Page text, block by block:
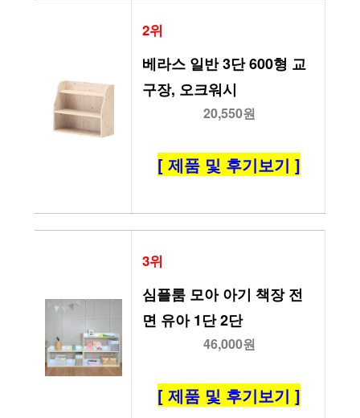
2위
베라스 일반 3단 600형 교
구장, 오크워시
20,550원
[ 제품 및 후기보기 ]
3위
심플룸 모아 아기 책장 전
면 유아 1단 2단
46,000원
[ 제품 및 후기보기 ]